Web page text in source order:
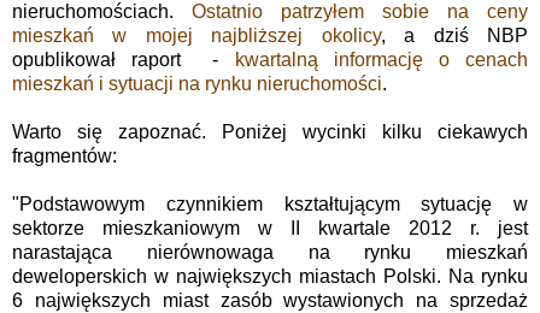
nieruchomościach. Ostatnio patrzyłem sobie na ceny
mieszkań w mojej najbliższej okolicy, a dziś NBP
opublikował raport -
kwartalną informację o cenach
mieszkań i sytuacji na rynku nieruchomości.
Warto się zapoznać. Poniżej wycinki kilku ciekawych
fragmentów:
"Podstawowym czynnikiem kształtującym sytuację w
sektorze mieszkaniowym w II kwartale 2012 r. jest
narastająca nierównowaga na rynku mieszkań
deweloperskich w największych miastach Polski. Na rynku
6 największych miast zasób wystawionych na sprzedaż